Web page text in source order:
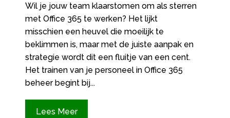
Wil je jouw team klaarstomen om als sterren
met Office 365 te werken? Het lijkt
misschien een heuvel die moeilijk te
beklimmen is, maar met de juiste aanpak en
strategie wordt dit een fluitje van een cent.
Het trainen van je personeel in Office 365
beheer begint bij...
Lees Meer